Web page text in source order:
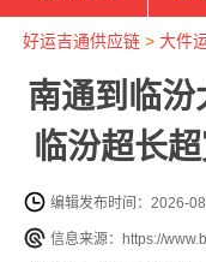
好运吉通供应链> 大件
南通到临
临汾超长
编辑发布时间：2026-
信息来源：https://